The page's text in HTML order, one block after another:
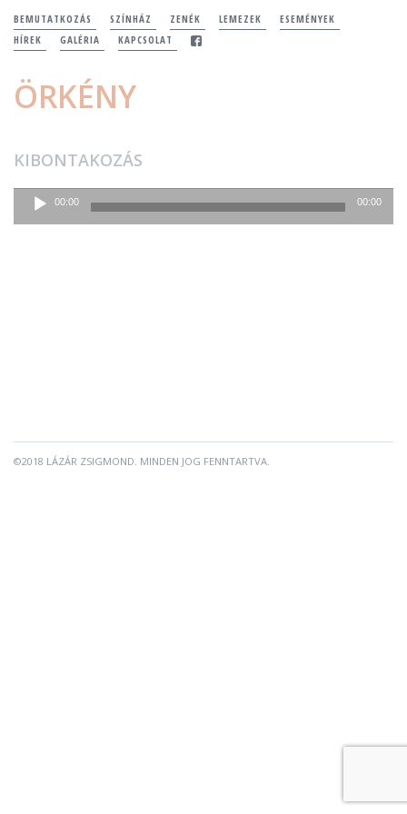
BEMUTATKOZÁS SZÍNHÁZ ZENÉK LEMEZEK
ESEMÉNYEK
HÍREK
GALÉRIA KAPCSOLAT
ÖRKÉNY
KIBONTAKOZÁS
Audió
00:00 00:00
©2018 LÁZÁR ZSIGMOND. MINDEN JOG FENNTARTVA.